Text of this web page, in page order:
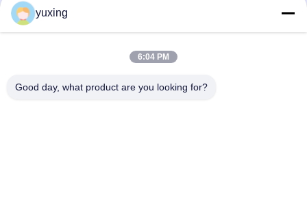
more.yuxing
6:04 PM
Good day, what product are you looking for?